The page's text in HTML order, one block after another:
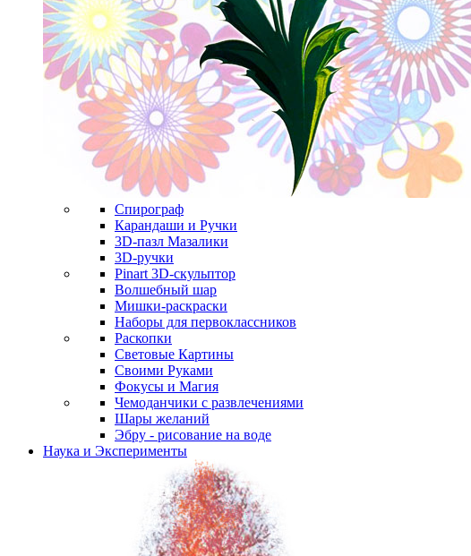
Спирограф
Карандаши и Ручки
3D-пазл Мазалики
3D-ручки
Pinart 3D-скульптор
Волшебный шар
Мишки-раскраски
Наборы для первоклассников
Раскопки
Световые Картины
Своими Руками
Фокусы и Магия
Чемоданчики с развлечениями
Шары желаний
Эбру - рисование на воде
Наука и Эксперименты